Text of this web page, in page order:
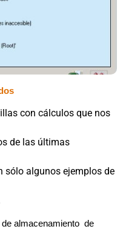
con cálculos que nos
de las últimas
sólo algunos ejemplos de
de almacenamiento de